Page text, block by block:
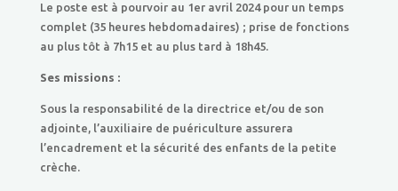
Le poste est à pourvoir au 1er avril 2024 pour un temps
complet (35 heures hebdomadaires) ; prise de fonctions
au plus tôt à 7h15 et au plus tard à 18h45.
Ses missions :
Sous la responsabilité de la directrice et/ou de son
adjointe, l’auxiliaire de puériculture assurera
l’encadrement et la sécurité des enfants de la petite
crèche.